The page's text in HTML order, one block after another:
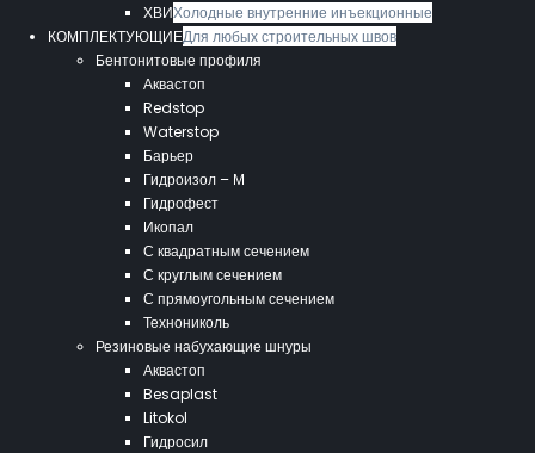
ХВИХолодные внутренние инъекционные
КОМПЛЕКТУЮЩИЕДля любых строительных швов
Бентонитовые профиля
Аквастоп
Redstop
Waterstop
Барьер
Гидроизол – М
Гидрофест
Икопал
С квадратным сечением
С круглым сечением
С прямоугольным сечением
Технониколь
Резиновые набухающие шнуры
Аквастоп
Besaplast
Litokol
Гидросил